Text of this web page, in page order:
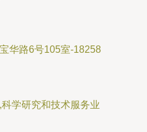
华路6号105室-18258
学研究和技术服务业